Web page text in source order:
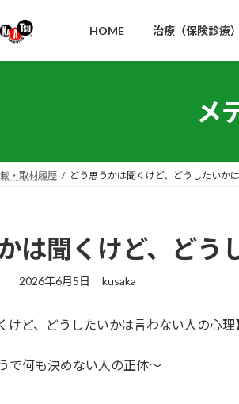
HOME 治療（保険診療）
メ
・取材履歴 どう思うかは聞くけど、どうしたいか
は聞くけど、どう
最
新
時
:
2026年6月5日 kusaka
けど、どうしたいかは言わない人の心理
で何も決めない人の正体〜